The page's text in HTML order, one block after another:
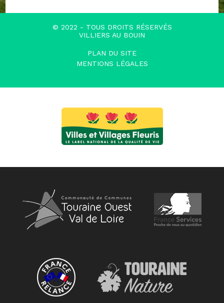
© 2022 - TOUS DROITS RÉSERVÉS
VILLIERS AU BOUIN
PLAN DU SITE
MENTIONS LÉGALES